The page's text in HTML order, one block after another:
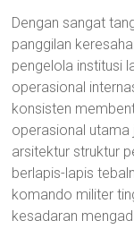
Dengan sangat
panggilan
pengelola institusi
operasional
konsisten
operasional utama
arsitektur struktur
berlapis-lapis
komando militer
kesadaran